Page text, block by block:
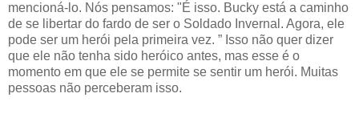
mencioná-lo. Nós pensamos: "É isso. Bucky está a caminho
de se libertar do fardo de ser o Soldado Invernal. Agora, ele
pode ser um herói pela primeira vez. ” Isso não quer dizer
que ele não tenha sido heróico antes, mas esse é o
momento em que ele se permite se sentir um herói. Muitas
pessoas não perceberam isso.